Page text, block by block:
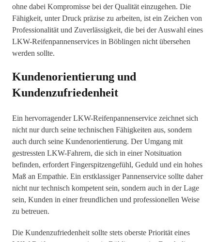
ohne dabei Kompromisse bei der Qualität einzugehen. Die
Fähigkeit, unter Druck präzise zu arbeiten, ist ein Zeichen von
Professionalität und Zuverlässigkeit, die bei der Auswahl eines
LKW-Reifenpannenservices in Böblingen nicht übersehen
werden sollte.
Kundenorientierung und
Kundenzufriedenheit
Ein hervorragender LKW-Reifenpannenservice zeichnet sich
nicht nur durch seine technischen Fähigkeiten aus, sondern
auch durch seine Kundenorientierung. Der Umgang mit
gestressten LKW-Fahrern, die sich in einer Notsituation
befinden, erfordert Fingerspitzengefühl, Geduld und ein hohes
Maß an Empathie. Ein erstklassiger Pannenservice sollte daher
nicht nur technisch kompetent sein, sondern auch in der Lage
sein, Kunden in einer freundlichen und professionellen Weise
zu betreuen.
Die Kundenzufriedenheit sollte stets oberste Priorität eines